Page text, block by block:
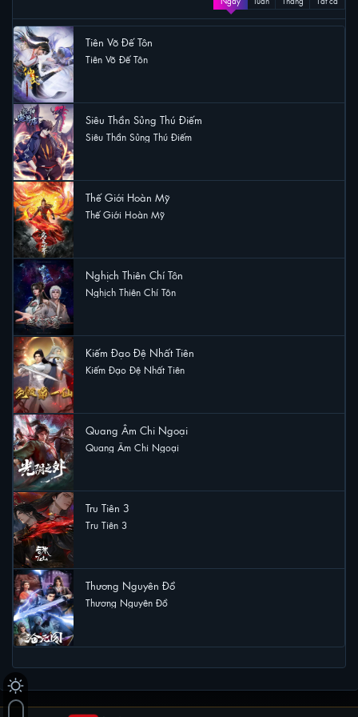
Tiên Võ Đế Tôn
Tiên Võ Đế Tôn
Siêu Thần Sủng Thú Điếm
Siêu Thần Sủng Thú Điếm
Thế Giới Hoàn Mỹ
Thế Giới Hoàn Mỹ
Nghịch Thiên Chí Tôn
Nghịch Thiên Chí Tôn
Kiếm Đạo Đệ Nhất Tiên
Kiếm Đạo Đệ Nhất Tiên
Quang Âm Chi Ngoại
Quang Âm Chi Ngoại
Tru Tiên 3
Tru Tiên 3
Thương Nguyên Đồ
Thương Nguyên Đồ